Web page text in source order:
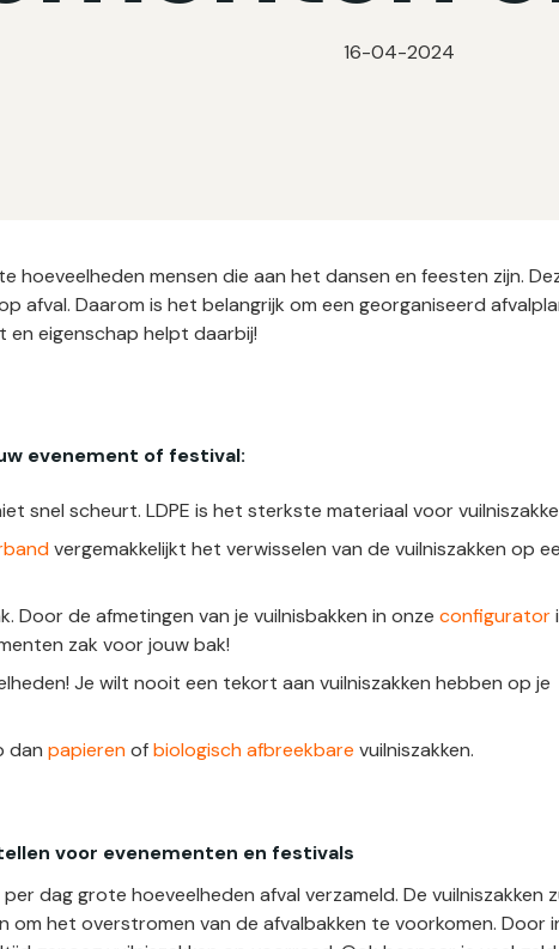
16-04-2024
hoeveelheden mensen die aan het dansen en feesten zijn.
afval. Daarom is het belangrijk om een georganiseerd
en eigenschap helpt daarbij!
evenement of festival:
snel scheurt. LDPE is het sterkste materiaal voor
vergemakkelijkt het verwisselen van de vuilniszakken op
Door de afmetingen van je vuilnisbakken in onze configurator
zak voor jouw bak!
Je wilt nooit een tekort aan vuilniszakken hebben op je
dan papierenofbiologisch afbreekbare vuilniszakken.
voor evenementen en festivals
dag grote hoeveelheden afval verzameld. De vuilniszakken
om het overstromen van de afvalbakken te voorkomen. Door